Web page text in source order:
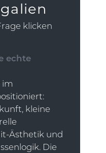
klicken
echte
im
kleine
Ästhetik und
Die